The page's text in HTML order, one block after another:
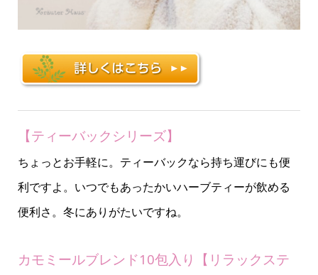
【ティーバックシリーズ】
ちょっとお手軽に。ティーバックなら持ち運びにも便
利ですよ。いつでもあったかいハーブティーが飲める
便利さ。冬にありがたいですね。
カモミールブレンド10包入り【リラックステ